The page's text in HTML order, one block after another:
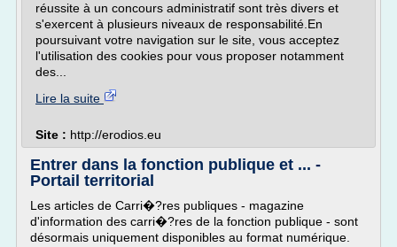
réussite à un concours administratif sont très divers et
s'exercent à plusieurs niveaux de responsabilité.En
poursuivant votre navigation sur le site, vous acceptez
l'utilisation des cookies pour vous proposer notamment
des...
Lire la suite
Site : http://erodios.eu
Entrer dans la fonction publique et ... -
Portail territorial
Les articles de Carri�?res publiques - magazine
d'information des carri�?res de la fonction publique - sont
désormais uniquement disponibles au format numérique.